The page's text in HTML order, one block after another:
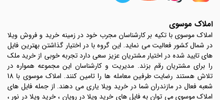
املاک موسوی
املاک موسوی با تکیه بر کارشناسان مجرب خود در زمینه خرید و فروش ویلا
در شمال کشور فعالیت می نماید. این گروه با در اختیار گذاشتن بهترین فایل
های تایید شده در اختیار مشتریان عزیز سعی دارد تجربه خوبی از خرید ملک
را برای مشتریان رقم بزند. مدیریت و کارشناسان این مجموعه همواره در
تلاش هستند رضایت طرفین معامله ها را تامین کنند. املاک موسوی با 18
شعبه فعال در مازندران شما در خرید ویلا یاری می دهند. از جمله فایل های
املاک موسوی می توان به فایل های خرید ویلا در رویان ، خرید ویلا در نور ،